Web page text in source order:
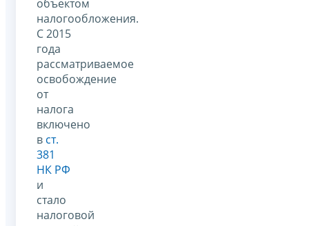
объектом
налогообложения.
С 2015
года
рассматриваемое
освобождение
от
налога
включено
в ст.
381
НК РФ
и
стало
налоговой